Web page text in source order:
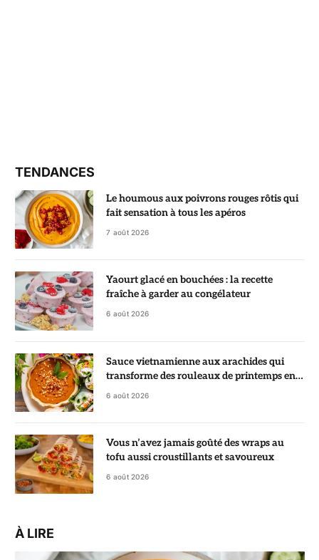
TENDANCES
Le houmous aux poivrons rouges rôtis qui
fait sensation à tous les apéros
7 août 2026
Yaourt glacé en bouchées : la recette
fraîche à garder au congélateur
6 août 2026
Sauce vietnamienne aux arachides qui
transforme des rouleaux de printemps en
vrai régal
6 août 2026
Vous n’avez jamais goûté des wraps au
tofu aussi croustillants et savoureux
6 août 2026
À LIRE